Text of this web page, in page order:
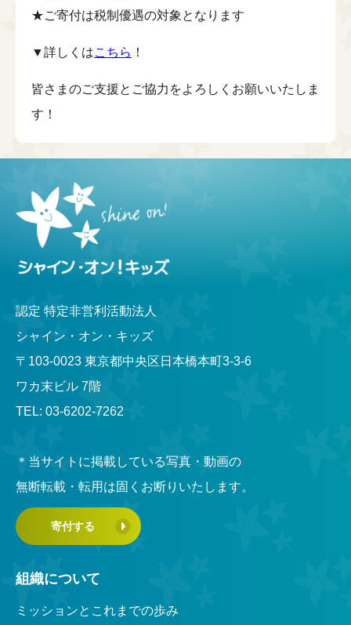
★ご寄付は税制優遇の対象となります
▼詳しくはこちら ！
皆さまのご支援とご協力をよろしくお願いいたしま
す！
認定 特定非営利活動法人
シャイン・オン・キッズ
〒103-0023 東京都中央区日本橋本町3-3-6
ワカ末ビル 7階
TEL: 03-6202-7262
＊当サイトに掲載している写真・動画の
無断転載・転用は固くお断りいたします。
寄付する
組織について
ミッションとこれまでの歩み